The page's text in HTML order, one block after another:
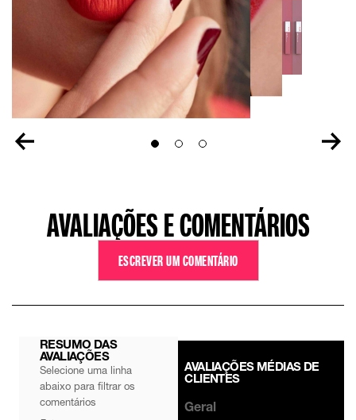
Slide 1Slide 2Slide 3
AVALIAÇÕES E COMENTÁRIOS
ESCREVER UM COMENTÁRIO
RESUMO DAS
AVALIAÇÕES
Selecione uma linha
abaixo para filtrar os
comentários
AVALIAÇÕES MÉDIAS DE
CLIENTES
Geral